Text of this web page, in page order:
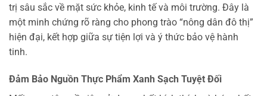
trị sâu sắc về mặt sức khỏe, kinh tế và môi trường. Đây là
một minh chứng rõ ràng cho phong trào “nông dân đô thị”
hiện đại, kết hợp giữa sự tiện lợi và ý thức bảo vệ hành
tinh.
Đảm Bảo Nguồn Thực Phẩm Xanh Sạch Tuyệt Đối